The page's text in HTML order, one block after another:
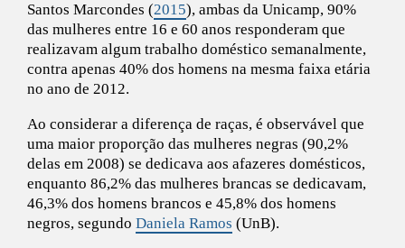
Santos Marcondes (2015), ambas da Unicamp, 90%
das mulheres entre 16 e 60 anos responderam que
realizavam algum trabalho doméstico semanalmente,
contra apenas 40% dos homens na mesma faixa etária
no ano de 2012.
Ao considerar a diferença de raças, é observável que
uma maior proporção das mulheres negras (90,2%
delas em 2008) se dedicava aos afazeres domésticos,
enquanto 86,2% das mulheres brancas se dedicavam,
46,3% dos homens brancos e 45,8% dos homens
negros, segundoDaniela Ramos (UnB).